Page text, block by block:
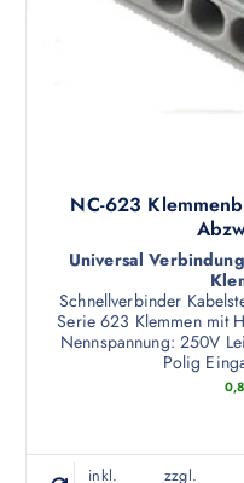
NC-623
Universal
Schnellverbinder
Serie 623 Klemmen mit
Nennspannung: 250V
Polig
inkl.
zzgl.